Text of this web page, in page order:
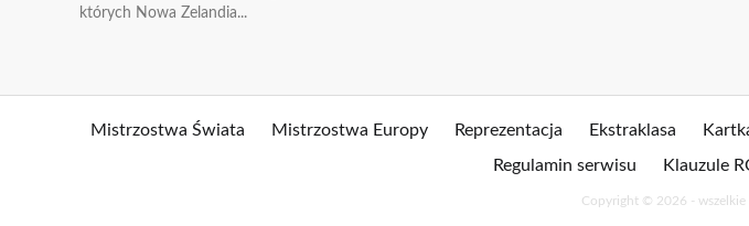
których Nowa Zelandia...
Mistrzostwa Świata Mistrzostwa Europy Reprezentacja Ekstraklasa
Regulamin serwisu
Klauzule
Copyright © 2026 - wszelkie